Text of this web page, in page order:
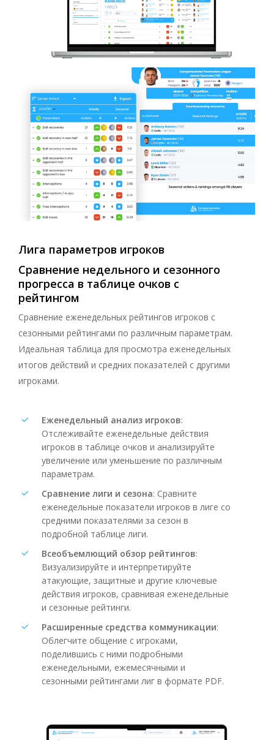
Лига параметров игроков
Сравнение недельного и сезонного
прогресса в таблице очков с
рейтингом
Сравнение еженедельных рейтингов игроков с
сезонными рейтингами по различным параметрам.
Идеальная таблица для просмотра еженедельных
итогов действий и средних показателей с другими
игроками.
Еженедельный анализ игроков:
Отслеживайте еженедельные действия
игроков в таблице очков и анализируйте
увеличение или уменьшение по различным
параметрам.
Сравнение лиги и сезона: Сравните
еженедельные показатели игроков в лиге со
средними показателями за сезон в
подробной таблице лиги.
Всеобъемлющий обзор рейтингов:
Визуализируйте и интерпретируйте
атакующие, защитные и другие ключевые
действия игроков, сравнивая еженедельные
и сезонные рейтинги.
Расширенные средства коммуникации:
Облегчите общение с игроками,
поделившись с ними подробными
еженедельными, ежемесячными и
сезонными рейтингами лиг в формате PDF.